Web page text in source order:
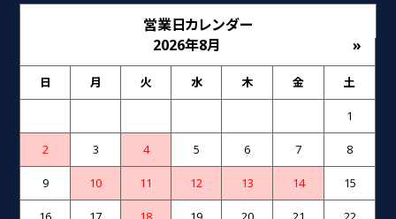
営業日カレンダー
2026年8月
»
日 月 火 水 木 金 土
1
2 3 4 5 6 7 8
9 10 11 12 13 14 15